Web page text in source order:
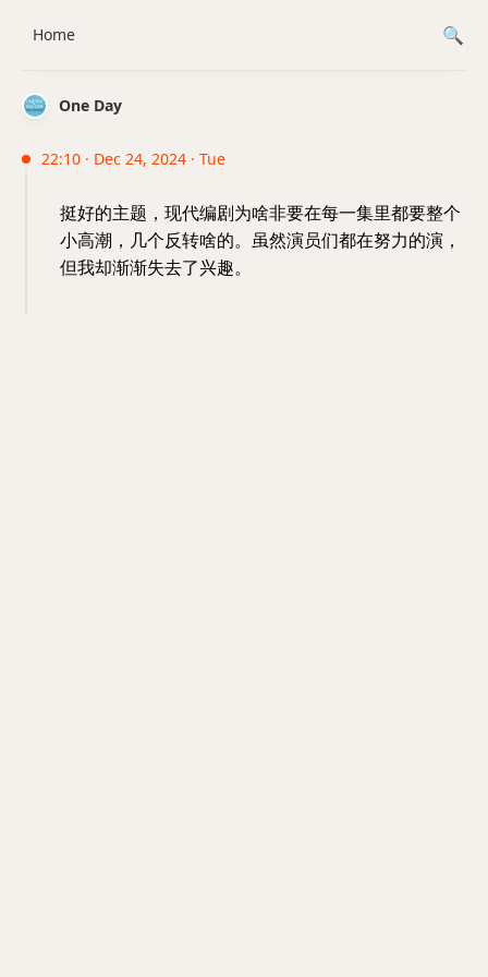
One Day
22:10 · Dec 24, 2024 · Tue
挺好的主题，现代编剧为啥非要在每一集里都要整个
小高潮，几个反转啥的。虽然演员们都在努力的演，
但我却渐渐失去了兴趣。
Home